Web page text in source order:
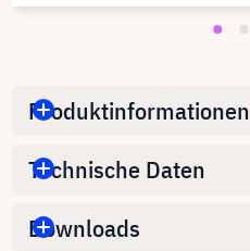
Produktinformationen
Technische Daten
Downloads